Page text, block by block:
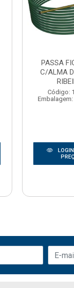
PASSA
C/ALMA
Código:
Embalagem: